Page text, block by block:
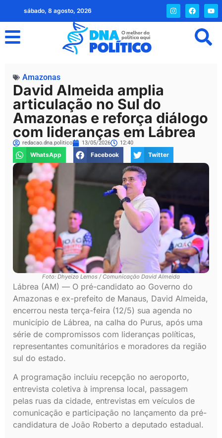
sábado, 8 agosto, 2026
Amazonas
David Almeida amplia
articulação no Sul do
Amazonas e reforça diálogo
com lideranças em Lábrea
redacao.dna.politico 13/05/2026 12:40
WhatsApp Facebook Twitter
Foto: Dhyeizo Lemos / Comunicação David Almeida
Lábrea (AM) — O pré-candidato ao Governo do
Amazonas e ex-prefeito de Manaus, David Almeida,
encerrou nesta terça-feira (12/5) sua agenda no
município de Lábrea, na calha do Purus, após uma
série de compromissos com lideranças políticas,
representantes comunitários e moradores da região
sul do estado.
A programação incluiu recepção no aeroporto,
entrevista coletiva à imprensa local, passagem
pelas ruas da cidade, entrevistas em veículos de
comunicação e participação no lançamento da pré-
candidatura de João Roberto a deputado estadual.